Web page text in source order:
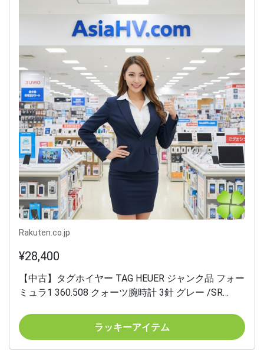
Rakuten.co.jp
¥28,400
【中古】タグホイヤー TAG HEUER ジャンク品 フォー
ミュラ1 360.508 クォーツ腕時計 3針 グレー /SR
ラッキーアイテム